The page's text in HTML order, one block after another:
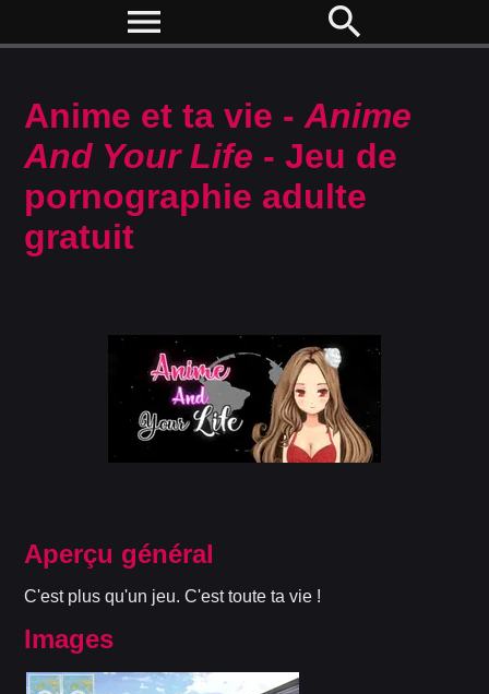
menu search
Anime et ta vie -Anime
And Your Life - Jeu de
pornographie adulte
gratuit
Aperçu général
C'est plus qu'un jeu. C'est toute ta vie !
Images